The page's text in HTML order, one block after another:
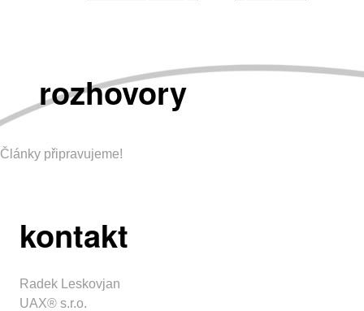
rozhovory
Články připravujeme!
kontakt
Radek Leskovjan
UAX® s.r.o.